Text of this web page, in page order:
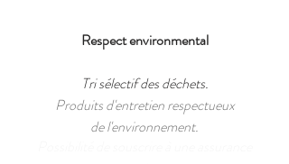
Respect environmental
Tri sélectif des déchets.
Produits d'entretien respectueux
de l'environnement.